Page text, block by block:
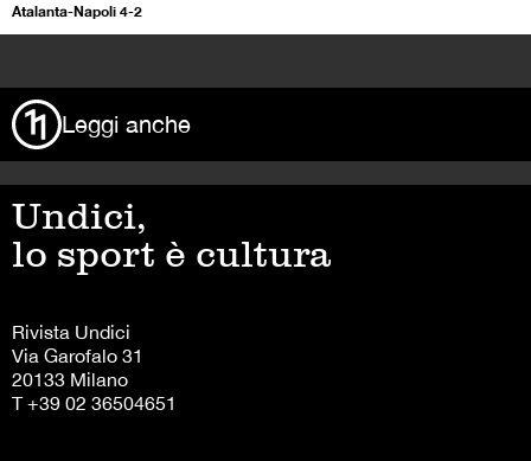
Atalanta-Napoli 4-2
Leggi anche
Undici,
lo sport è cultura
Rivista Undici
Via Garofalo 31
20133 Milano
T +39 02 36504651